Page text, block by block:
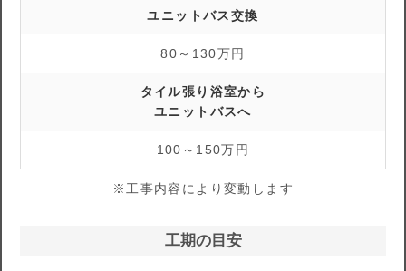
ユニットバス交換
80～130万円
タイル張り浴室から
ユニットバスへ
100～150万円
※工事内容により変動します
工期の目安